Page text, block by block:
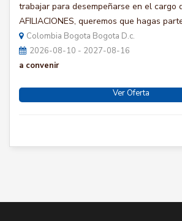
trabajar para desempeñarse en el cargo
AFILIACIONES, queremos que hagas
Colombia Bogota Bogota D.c.
2026-08-10 - 2027-08-16
a convenir
Ver Oferta